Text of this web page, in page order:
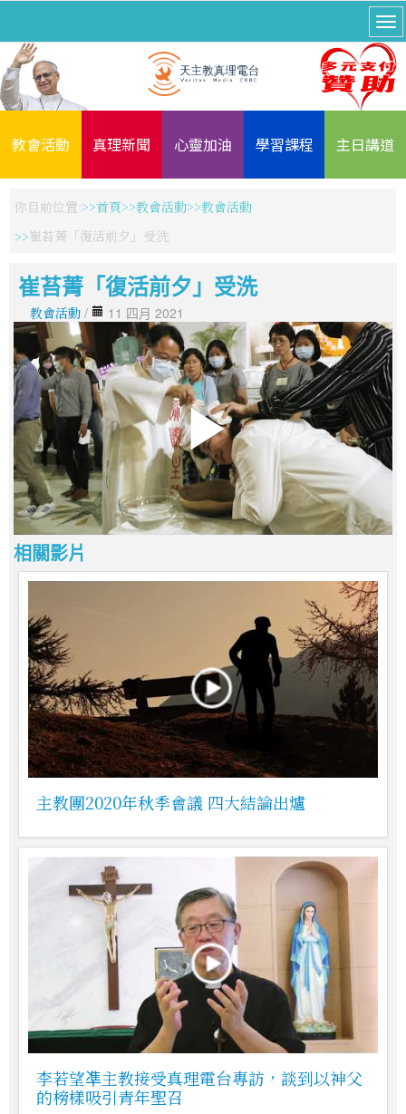
教會活動 真理新聞 心靈加油 學習課程 主日講道
你目前位置: 首頁 教會活動
教會活動
崔苔菁「復活前夕」受洗
崔苔菁「復活前夕」受洗
教會活動 / 11 四月 2021
相關影片
主教團2020年秋季會議 四大結論出爐
李若望凖主教接受真理電台專訪，談到以神父
的榜樣吸引青年聖召